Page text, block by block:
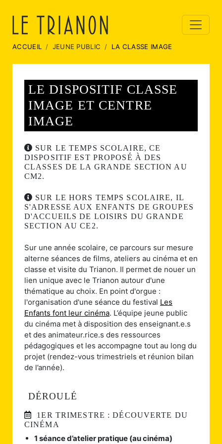
ACCUEIL JEUNE PUBLIC LA CLASSE IMAGE
LE DISPOSITIF CLASSE
IMAGE ET CENTRE
IMAGE
SUR LE TEMPS SCOLAIRE, CE
DISPOSITIF EST PROPOSÉ À DES
CLASSES DE LA GRANDE SECTION AU
CM2.
SUR LE HORS TEMPS SCOLAIRE, IL
S'ADRESSE AUX ENFANTS DE GROUPES
D'ACCUEILS DE LOISIRS DU GRANDE
SECTION AU CE2.
Sur une année scolaire, ce parcours sur mesure
alterne séances de films, ateliers au cinéma et en
classe et visite du Trianon. Il permet de nouer un
lien unique avec le Trianon autour d'une
thématique au choix. En point d'orgue :
l'organisation d'une séance du festival Les
Enfants font leur cinéma. L’équipe jeune public
du cinéma met à disposition des enseignant.e.s
et des animateur.rice.s des ressources
pédagogiques et les accompagne tout au long du
projet (rendez-vous trimestriels et réunion bilan
de l’année).
DÉROULÉ
1ER TRIMESTRE : DÉCOUVERTE DU
CINÉMA
1 séance d’atelier pratique (au cinéma)